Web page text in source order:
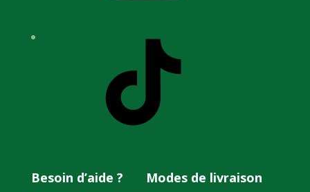
Besoin d’aide ? Modes de livraison